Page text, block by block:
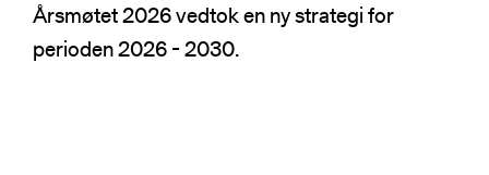
NSRs kontaktregister
Varde
Publikasjoner
Årsmøtet 2026 vedtok en ny strategi for
perioden 2026 - 2030.